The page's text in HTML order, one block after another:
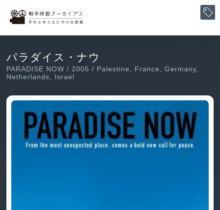
パラダイス・ナウ
PARADISE NOW / 2005 / Palestine, France, Germany,
Netherlands, Israel